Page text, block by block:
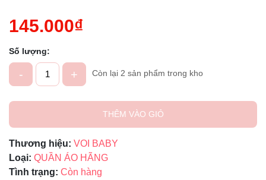
145.000₫
Số lượng:
- + Còn lại 2 sản phẩm trong kho
THÊM VÀO GIỎ
Thương hiệu: VOI BABY
Loại: QUẦN ÁO HÃNG
Tình trạng: Còn hàng